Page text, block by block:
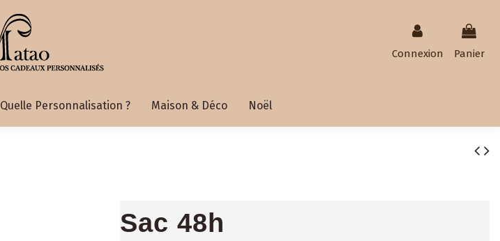
Connexion Panier
Quelle Personnalisation ? Maison & Déco Noël
Sac 48h